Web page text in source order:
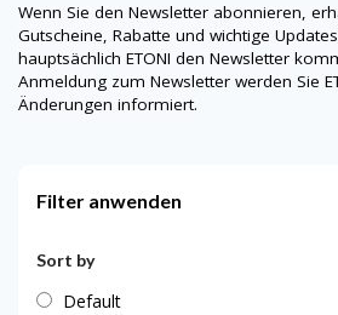
Wenn Sie den Newsletter abonnieren,
Gutscheine, Rabatte und wichtige
hauptsächlich ETONI den Newsletter
Anmeldung zum Newsletter werden Sie
Änderungen informiert.
Filter anwenden
Sort by
Default